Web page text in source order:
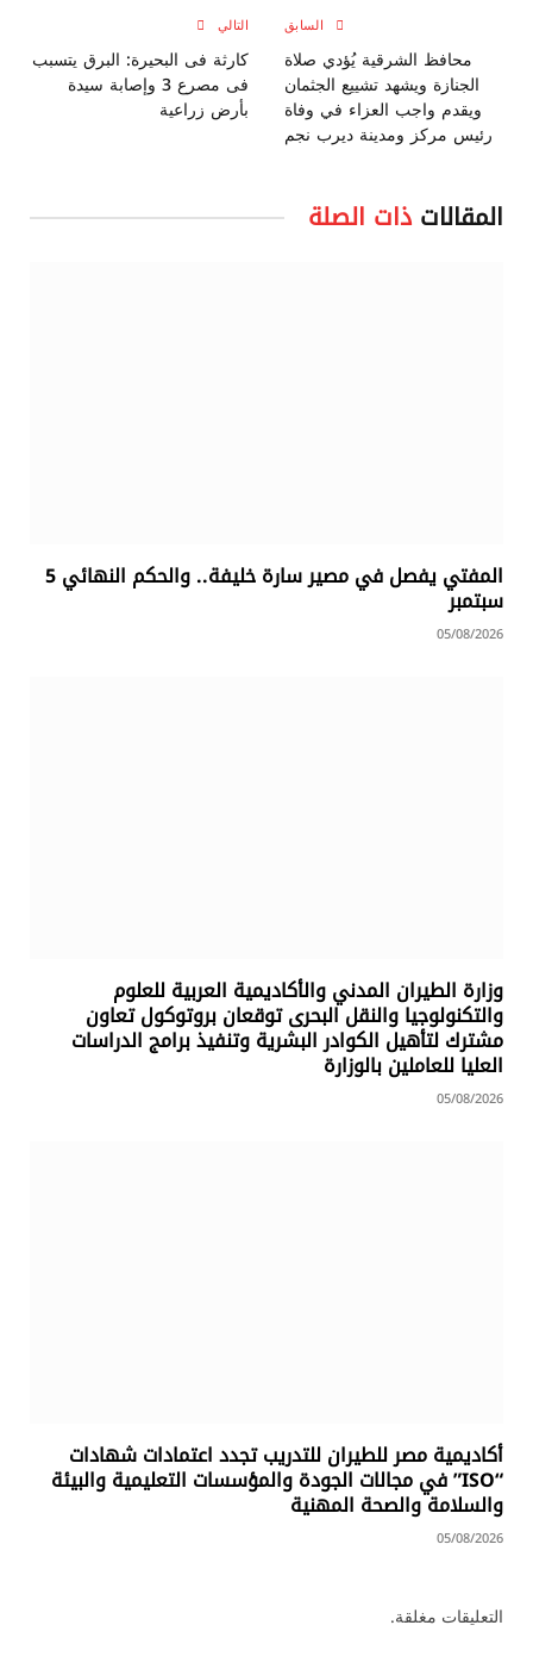
السابق
محافظ الشرقية يُؤدي صلاة
الجنازة ويشهد تشييع الجثمان
ويقدم واجب العزاء في وفاة
رئيس مركز ومدينة ديرب نجم
التالي
كارثة فى البحيرة: البرق يتسبب
فى مصرع 3 وإصابة سيدة
بأرض زراعية
المقالات ذات الصلة
المفتي يفصل في مصير سارة خليفة.. والحكم النهائي 5
سبتمبر
05/08/2026
وزارة الطيران المدني والأكاديمية العربية للعلوم
والتكنولوجيا والنقل البحرى توقعان بروتوكول تعاون
مشترك لتأهيل الكوادر البشرية وتنفيذ برامج الدراسات
العليا للعاملين بالوزارة
05/08/2026
أكاديمية مصر للطيران للتدريب تجدد اعتمادات شهادات
“ISO” في مجالات الجودة والمؤسسات التعليمية والبيئة
والسلامة والصحة المهنية
05/08/2026
التعليقات مغلقة.